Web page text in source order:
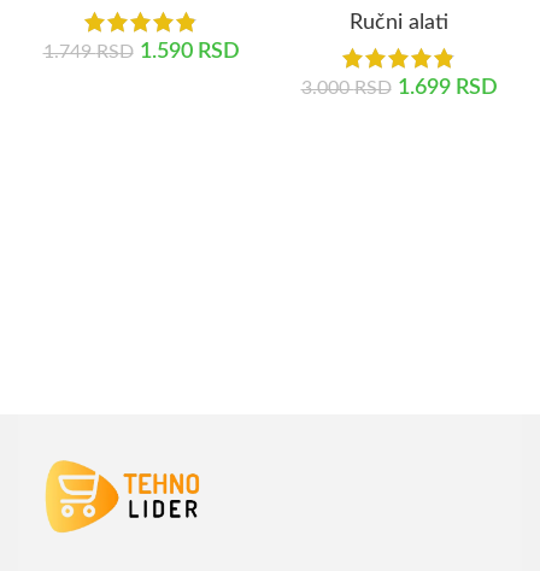
1.749RSD 1.590 RSD
Ručni alati
3.000RSD 1.699 RSD